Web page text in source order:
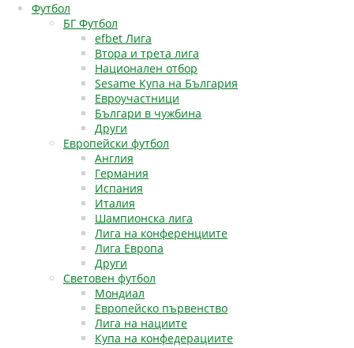
Футбол
БГ Футбол
efbet Лига
Втора и трета лига
Национален отбор
Sesame Купа на България
Евроучастници
Българи в чужбина
Други
Европейски футбол
Англия
Германия
Испания
Италия
Шампионска лига
Лига на конференциите
Лига Европа
Други
Световен футбол
Мондиал
Европейско първенство
Лига на нациите
Купа на конфедерациите